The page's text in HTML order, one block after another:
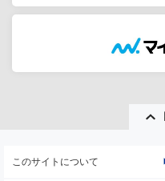
このサイトについて